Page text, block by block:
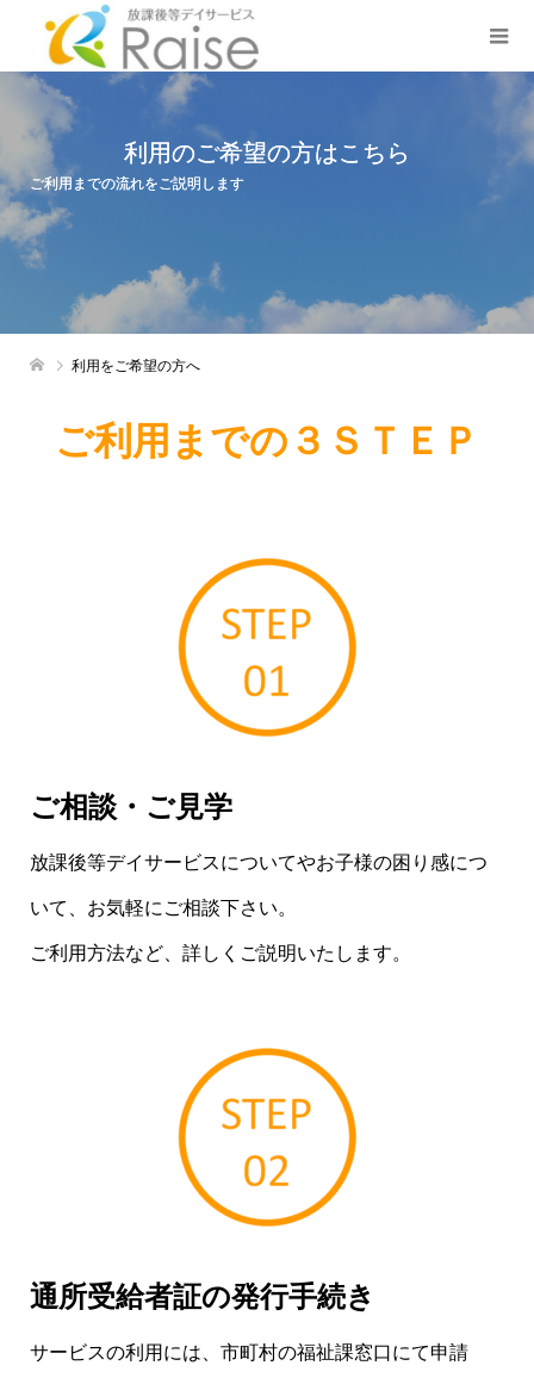
利用のご希望の方はこちら
ご利用までの流れをご説明します
利用をご希望の方へ
ご利用までの３ＳＴＥＰ
ご相談・ご見学
放課後等デイサービスについてやお子様の困り感につ
いて、お気軽にご相談下さい。
ご利用方法など、詳しくご説明いたします。
通所受給者証の発行手続き
サービスの利用には、市町村の福祉課窓口にて申請